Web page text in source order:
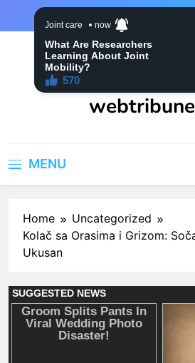
MENU
Home
Uncategorized
Kolač sa Orasima i Grizom:
Ukusan